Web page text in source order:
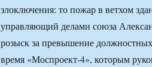
злоключения: то пожар в ветхом
управляющий делами союза
розыск за превышение
время «Моспроект-4», которым